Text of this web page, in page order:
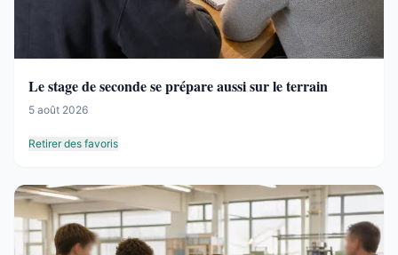
Le stage de seconde se prépare aussi sur le terrain
5 août 2026
Retirer des favoris